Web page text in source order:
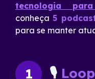
tecnologia
conheça5
para se manter
1 🎙